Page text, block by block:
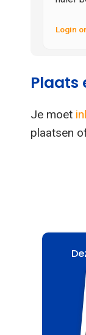
Login
Plaats
Je moet
plaatsen